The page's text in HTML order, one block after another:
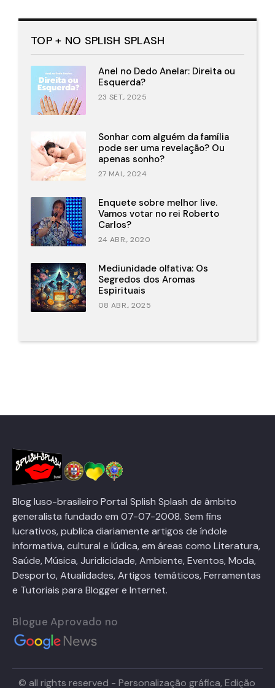
TOP + NO SPLISH SPLASH
Anel no Dedo Anelar: Direita ou
Esquerda?
23 SET., 2025
Sonhar com alguém da família
pode ser uma revelação? Ou
apenas sonho?
27 MAI., 2024
Enquete sobre melhor live.
Vamos votar no rei Roberto
Carlos?
24 ABR., 2020
Mediunidade olfativa: Os
Segredos dos Aromas
Espirituais
08 ABR., 2025
Blog luso-brasileiro Portal Splish Splash de âmbito
generalista fundado em 07-07-2008. Sem fins
lucrativos, publica diariamente artigos de índole
informativa, cultural e lúdica, em áreas como Literatura,
Saúde, Música, Juridicidade, Ambiente, Eventos, Moda,
Desporto, Atualidades, Artigos temáticos, Ferramentas
e Tutoriais para Blogger e Internet.
Blogue Aprovado no
© all rights reserved - Personalização gráfica, Edição